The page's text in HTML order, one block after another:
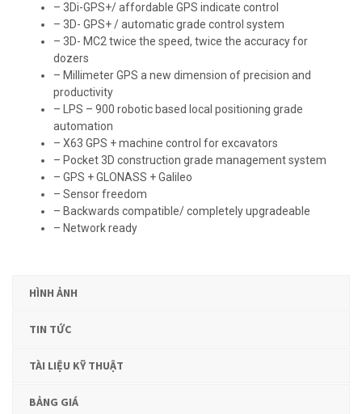
– 3Di-GPS+/ affordable GPS indicate control
– 3D- GPS+ / automatic grade control system
– 3D- MC2 twice the speed, twice the accuracy for
dozers
– Millimeter GPS a new dimension of precision and
productivity
– LPS – 900 robotic based local positioning grade
automation
– X63 GPS + machine control for excavators
– Pocket 3D construction grade management system
– GPS + GLONASS + Galileo
– Sensor freedom
– Backwards compatible/ completely upgradeable
– Network ready
HÌNH ẢNH
TIN TỨC
TÀI LIỆU KỸ THUẬT
BẢNG GIÁ